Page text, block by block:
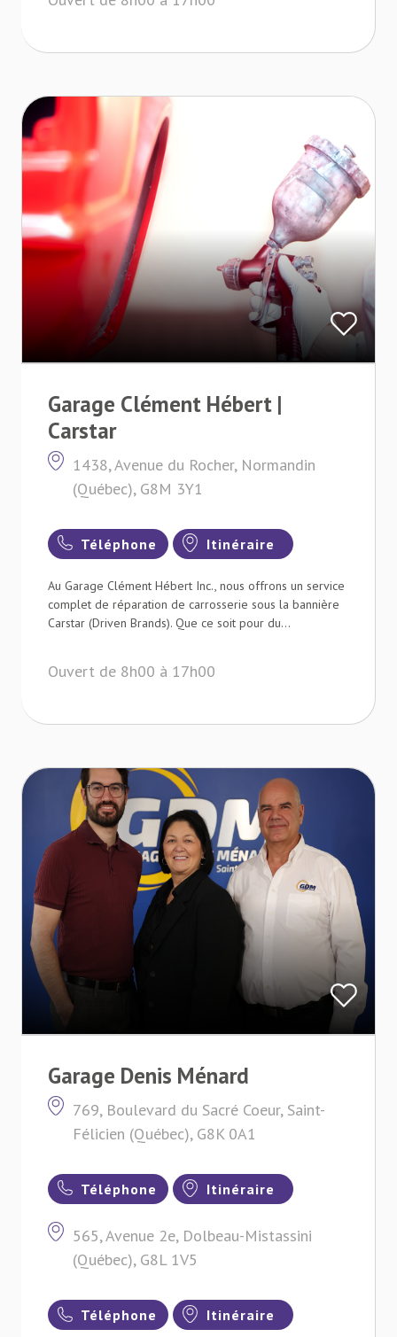
Garage Clément Hébert |
Carstar
1438, Avenue du Rocher, Normandin
(Québec), G8M 3Y1
Téléphone Itinéraire
Au Garage Clément Hébert Inc., nous offrons un service
complet de réparation de carrosserie sous la bannière
Carstar (Driven Brands). Que ce soit pour du...
Ouvert de 8h00 à 17h00
Garage Denis Ménard
769, Boulevard du Sacré Coeur, Saint-
Félicien (Québec), G8K 0A1
Téléphone Itinéraire
565, Avenue 2e, Dolbeau-Mistassini
(Québec), G8L 1V5
Téléphone Itinéraire